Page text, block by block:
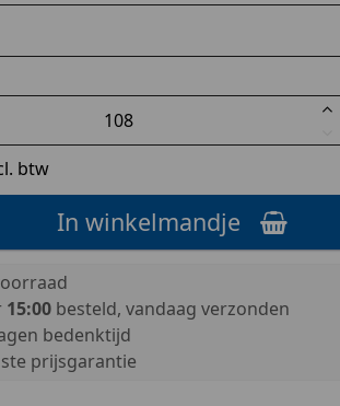
btw
In winkelmandje
15:00besteld, vandaag verzonden
bedenktijd
prijsgarantie